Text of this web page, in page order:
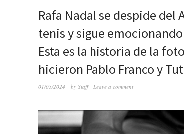
Rafa Nadal se despide
tenis y sigue
Esta es la historia de la
hicieron Pablo Franco y
01/05/2024 by Staff Leave a comment